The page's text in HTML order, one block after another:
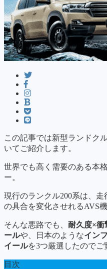
この記事では新型ランドク
いてご紹介します。
世界でも高く需要のある本
ー。
現行のランクル200系は、
の具合を変化させれるAVS
そんな悪路でも、 耐久度×衝
ールや、日本のようなイン
イールを3つ厳選したのでご
目次